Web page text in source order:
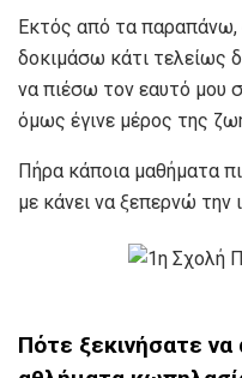
Εκτός από τα παραπάνω,
δοκιμάσω κάτι τελείως
να πιέσω τον εαυτό μου
όμως έγινε μέρος της
Πήρα κάποια μαθήματα
με κάνει να ξεπερνώ την
Πότε ξεκινήσατε